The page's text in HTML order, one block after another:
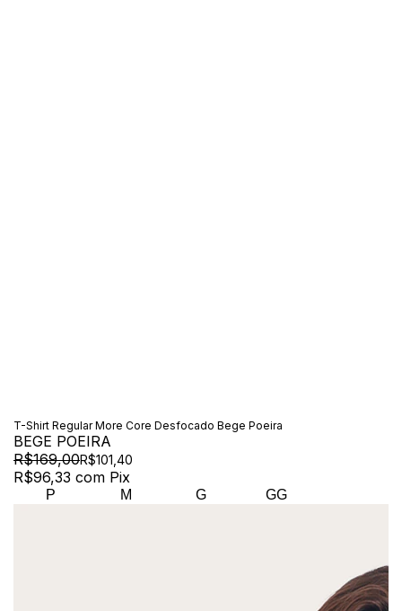
T-Shirt Regular More Core Desfocado Bege Poeira
BEGE POEIRA
R$169,00R$101,40
R$96,33 com Pix
P M G GG